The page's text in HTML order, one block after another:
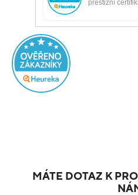
MÁTE DOTAZ K